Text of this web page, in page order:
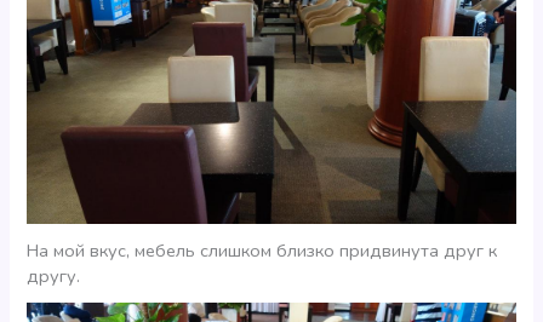
На мой вкус, мебель слишком близко придвинута друг к
другу.